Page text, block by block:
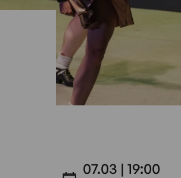
07.03 | 19:00